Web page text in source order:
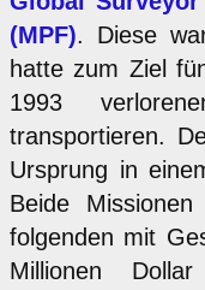
(MPF). Diese
hatte zum Ziel
1993
transportieren.
Ursprung in
Beide
folgenden mit
Millionen